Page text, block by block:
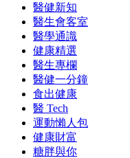
醫健新知
醫生會客室
醫學通識
健康精選
醫生專欄
醫健一分鐘
食出健康
醫 Tech
運動懶人包
健康財富
糖胖與你